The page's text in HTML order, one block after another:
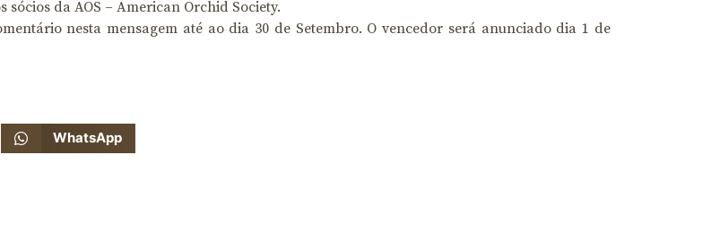
da AOS – American Orchid Society.
nesta mensagem até ao dia 30 de Setembro. O vencedor será anunciado dia 1 de
WhatsApp